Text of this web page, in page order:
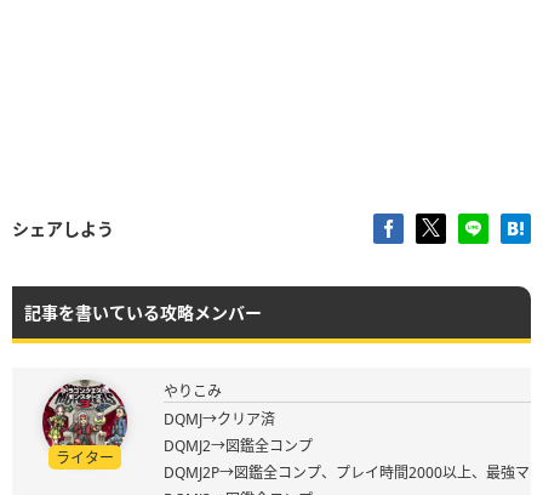
シェアしよう
記事を書いている攻略メンバー
ライター
やりこみ
DQMJ→クリア済
DQMJ2→図鑑全コンプ
DQMJ2P→図鑑全コンプ、プレイ時間2000以上、最強マ